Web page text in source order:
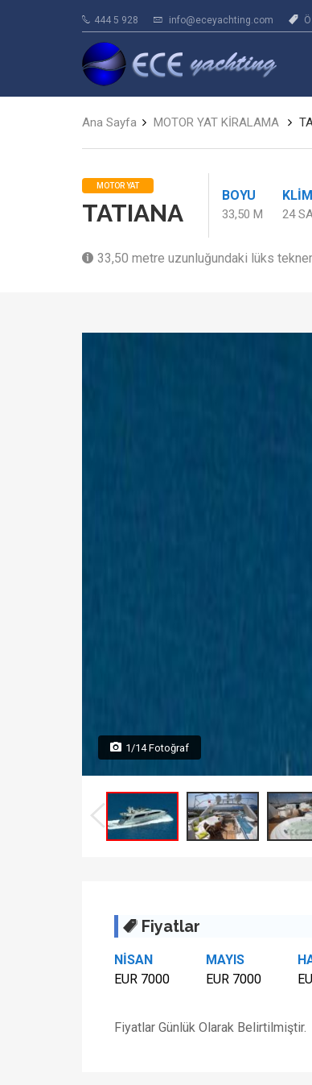
444 5 928 info@eceyachting.com
Ana Sayfa MOTOR YAT KİRALAMA
MOTOR YAT
TATIANA
BOYU
33,50 M 24
33,50 metre uzunluğundaki lüks
1/14 Fotoğraf
Fiyatlar
NİSAN
EUR 7000
MAYIS
EUR 7000
Fiyatlar Günlük Olarak Belirtilmiştir.